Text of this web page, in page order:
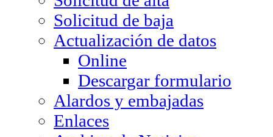
Solicitud de baja
Actualización de datos
Online
Descargar formulario
Alardos y embajadas
Enlaces